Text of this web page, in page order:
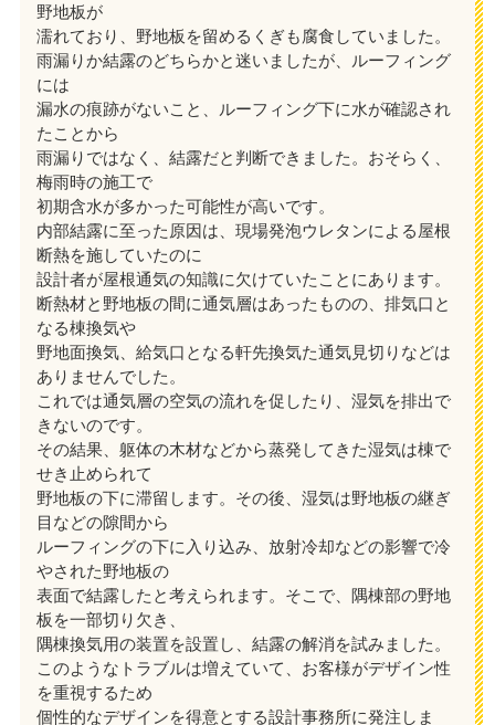
野地板が
濡れており、野地板を留めるくぎも腐食していました。
雨漏りか結露のどちらかと迷いましたが、ルーフィング
には
漏水の痕跡がないこと、ルーフィング下に水が確認され
たことから
雨漏りではなく、結露だと判断できました。おそらく、
梅雨時の施工で
初期含水が多かった可能性が高いです。
内部結露に至った原因は、現場発泡ウレタンによる屋根
断熱を施していたのに
設計者が屋根通気の知識に欠けていたことにあります。
断熱材と野地板の間に通気層はあったものの、排気口と
なる棟換気や
野地面換気、給気口となる軒先換気た通気見切りなどは
ありませんでした。
これでは通気層の空気の流れを促したり、湿気を排出で
きないのです。
その結果、躯体の木材などから蒸発してきた湿気は棟で
せき止められて
野地板の下に滞留します。その後、湿気は野地板の継ぎ
目などの隙間から
ルーフィングの下に入り込み、放射冷却などの影響で冷
やされた野地板の
表面で結露したと考えられます。そこで、隅棟部の野地
板を一部切り欠き、
隅棟換気用の装置を設置し、結露の解消を試みました。
このようなトラブルは増えていて、お客様がデザイン性
を重視するため
個性的なデザインを得意とする設計事務所に発注しま